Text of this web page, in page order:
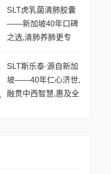
SLT虎乳菌清肺胶囊
——新加坡40年口碑
之选,清肺养肺更专
SLT斯乐泰·源自新加
坡——40年仁心济世,
融贯中西智慧,惠及全